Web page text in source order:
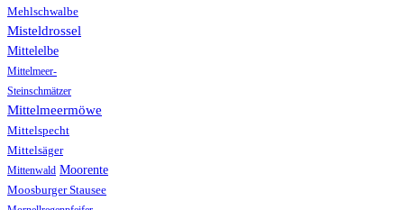
Mehlschwalbe
Misteldrossel
Mittelelbe
Mittelmeer-
Steinschmätzer
Mittelmeermöwe
Mittelspecht
Mittelsäger
Mittenwald Moorente
Moosburger Stausee